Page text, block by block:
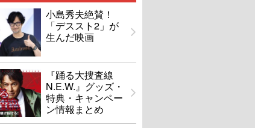
小島秀夫絶賛！
「デススト2」が
生んだ映画
『踊る大捜査線
N.E.W.』グッズ・
特典・キャンペー
ン情報まとめ